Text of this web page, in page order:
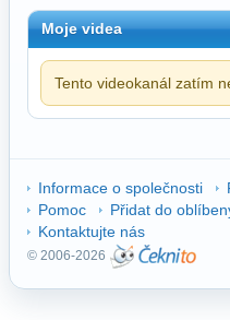
Moje videa
Tento videokanál zatím
Informace o společnosti
Pomoc
Přidat do
Kontaktujte nás
© 2006-2026